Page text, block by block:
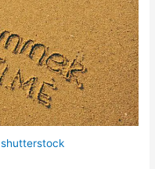
shutterstock